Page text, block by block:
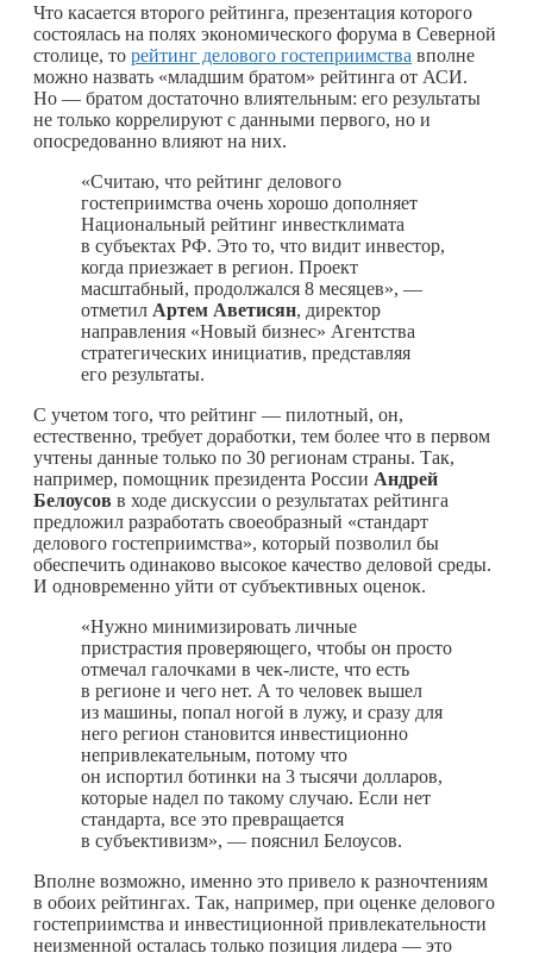
Что касается второго рейтинга, презентация которого
состоялась на полях экономического форума в Северной
столице, то рейтинг делового гостеприимства вполне
можно назвать «младшим братом» рейтинга от АСИ.
Но — братом достаточно влиятельным: его результаты
не только коррелируют с данными первого, но и
опосредованно влияют на них.
«Считаю, что рейтинг делового
гостеприимства очень хорошо дополняет
Национальный рейтинг инвестклимата
в субъектах РФ. Это то, что видит инвестор,
когда приезжает в регион. Проект
масштабный, продолжался 8 месяцев», —
отметил Артем Аветисян, директор
направления «Новый бизнес» Агентства
стратегических инициатив, представляя
его результаты.
С учетом того, что рейтинг — пилотный, он,
естественно, требует доработки, тем более что в первом
учтены данные только по 30 регионам страны. Так,
например, помощник президента России Андрей
Белоусов в ходе дискуссии о результатах рейтинга
предложил разработать своеобразный «стандарт
делового гостеприимства», который позволил бы
обеспечить одинаково высокое качество деловой среды.
И одновременно уйти от субъективных оценок.
«Нужно минимизировать личные
пристрастия проверяющего, чтобы он просто
отмечал галочками в чек-листе, что есть
в регионе и чего нет. А то человек вышел
из машины, попал ногой в лужу, и сразу для
него регион становится инвестиционно
непривлекательным, потому что
он испортил ботинки на 3 тысячи долларов,
которые надел по такому случаю. Если нет
стандарта, все это превращается
в субъективизм», — пояснил Белоусов.
Вполне возможно, именно это привело к разночтениям
в обоих рейтингах. Так, например, при оценке делового
гостеприимства и инвестиционной привлекательности
неизменной осталась только позиция лидера — это